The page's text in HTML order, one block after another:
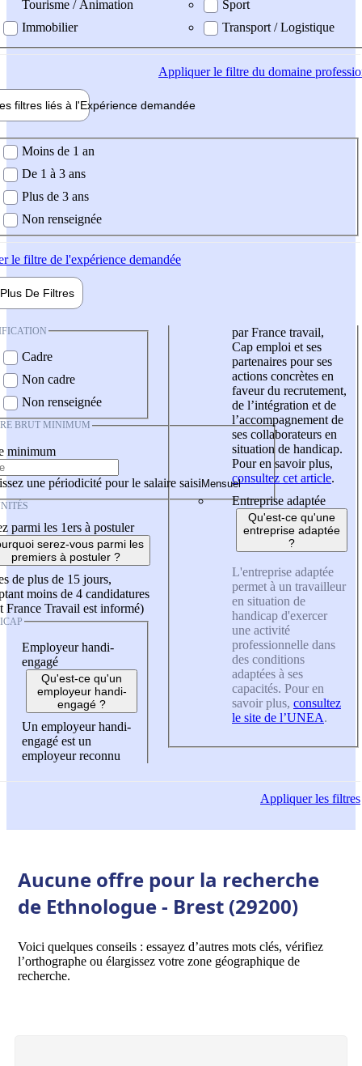
Tourisme / Animation
Immobilier
Sport
Transport / Logistique
Appliquerle filtre du domaine
filtres liés à l'Expérience demandée
demandée
Moins de 1 an
De 1 à 3 ans
Plus de 3 ans
Non renseignée
le filtre de l'expérience demandée
Plus De Filtres
Cadre
Non cadre
Non renseignée
BRUT MINIMUM
minimum
une périodicité pour le salaire saisi
parmi les 1ers à postuler
serez-vous parmi les
premiers à postuler ?
de plus de 15 jours,
moins de 4 candidatures
France Travail est informé)
Employeur handi-
engagé
Qu'est-ce qu'un
employeur handi-
engagé ?
Un employeur handi-
engagé est un
employeur reconnu
par France travail,
Cap emploi et ses
partenaires pour ses
actions concrètes en
faveur du recrutement,
de l’intégration et de
l’accompagnement de
ses collaborateurs en
situation de handicap.
Pour en savoir plus,
consultez cet article.
Entreprise adaptée
Qu'est-ce qu'une
entreprise adaptée
?
L'entreprise adaptée
permet à un travailleur
en situation de
handicap d'exercer
une activité
professionnelle dans
des conditions
adaptées à ses
capacités. Pour en
savoir plus, consultez
le site de l’UNEA.
Appliquerles filtres
Aucune offre pour la recherche
de Ethnologue - Brest (29200)
Voici quelques conseils : essayez d’autres mots clés, vérifiez
l’orthographe ou élargissez votre zone géographique de
recherche.